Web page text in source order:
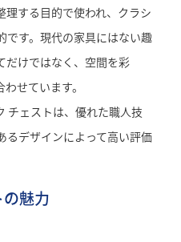
する目的で使われ、クラシ
です。現代の家具にはない趣
だけではなく、空間を彩
せています。
チェストは、優れた職人技
るデザインによって高い評価
魅力